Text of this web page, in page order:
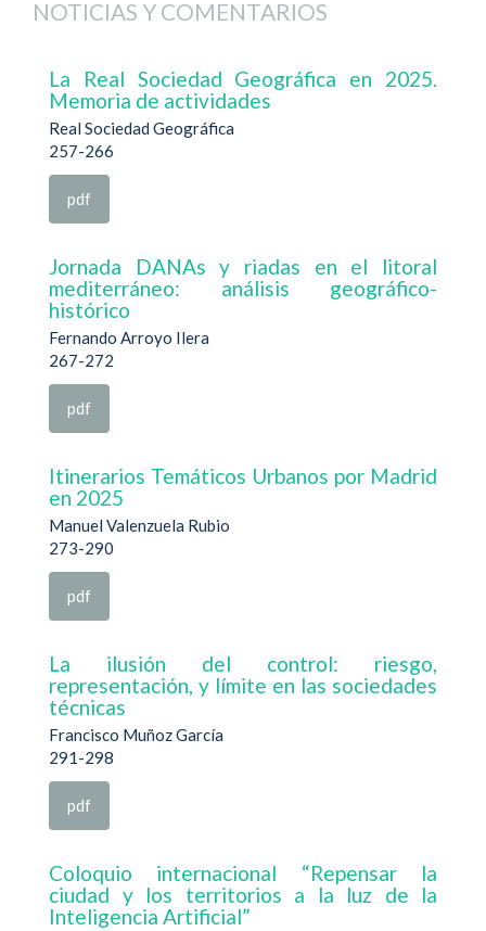
NOTICIAS Y COMENTARIOS
La Real Sociedad Geográfica en 2025.
Memoria de actividades
Real Sociedad Geográfica
257-266
pdf
Jornada DANAs y riadas en el litoral
mediterráneo: análisis geográfico-
histórico
Fernando Arroyo Ilera
267-272
pdf
Itinerarios Temáticos Urbanos por Madrid
en 2025
Manuel Valenzuela Rubio
273-290
pdf
La ilusión del control: riesgo,
representación, y límite en las sociedades
técnicas
Francisco Muñoz García
291-298
pdf
Coloquio internacional “Repensar la
ciudad y los territorios a la luz de la
Inteligencia Artificial”